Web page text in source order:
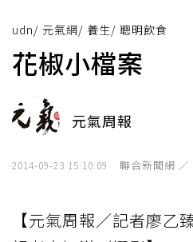
udn/ 元氣網/ 養生/ 聰明飲食
花椒小檔案
元氣周報
2014-09-23 15:10:09 聯合新聞網 ／
【元氣周報／記者廖乙